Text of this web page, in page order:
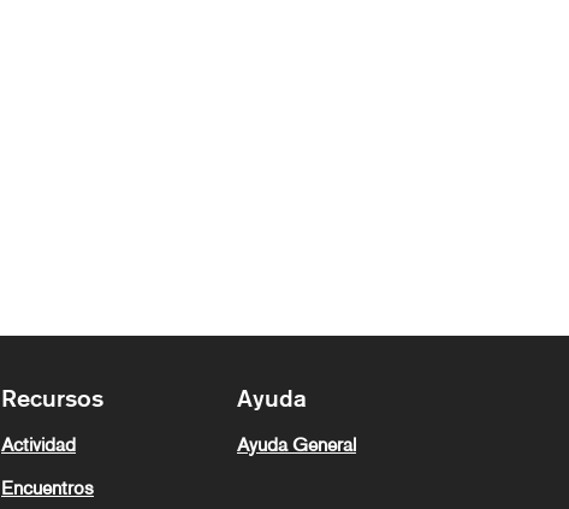
Recursos
Actividad
Encuentros
Ayuda
Ayuda General